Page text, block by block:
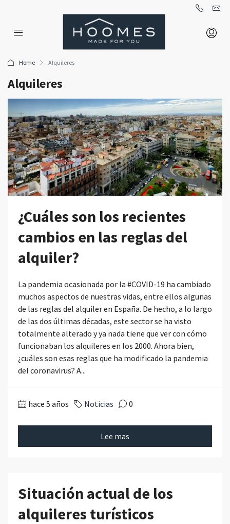
Home Alquileres
Alquileres
¿Cuáles son los recientes
cambios en las reglas del
alquiler?
La pandemia ocasionada por la #COVID-19 ha cambiado
muchos aspectos de nuestras vidas, entre ellos algunas
de las reglas del alquiler en España. De hecho, a lo largo
de las dos últimas décadas, este sector se ha visto
totalmente alterado y ya nada tiene que ver con cómo
funcionaban los alquileres en los 2000. Ahora bien,
¿cuáles son esas reglas que ha modificado la pandemia
del coronavirus? A...
hace 5 años Noticias 0
Lee mas
Situación actual de los
alquileres turísticos